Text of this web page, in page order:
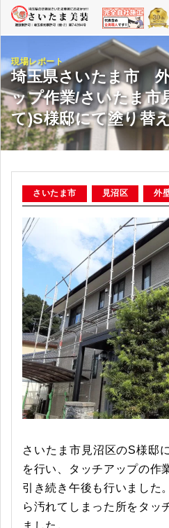
現場レポート
埼玉県さいたま市
ップ作業/さいたま市
て)S様邸にて塗り替
さいたま市 見沼区 外
さいたま市見沼区のS様邸
を行い、タッチアップの作
引き続き午後も行いました
ら汚れてしまった所をタッ
ました。